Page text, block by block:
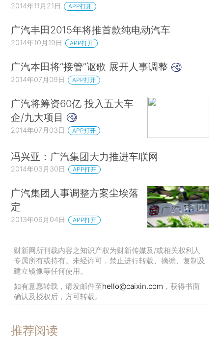
2014年11月21日 APP打开
广汽丰田2015年将推首款纯电动汽车
2014年10月19日 APP打开
广汽本田将“接管”讴歌 展开人事调整
2014年07月09日 APP打开
广汽将筹资60亿 投入五大车
企/九大项目
2014年07月03日 APP打开
冯兴亚：广汽集团大力推进车联网
2014年03月30日 APP打开
广汽集团人事调整方案尘埃落
定
2013年06月04日 APP打开
财新网所刊载内容之知识产权为财新传媒及/或相关权利人
专属所有或持有。未经许可，禁止进行转载、摘编、复制及
建立镜像等任何使用。
如有意愿转载，请发邮件至hello@caixin.com ，获得书面
确认及授权后，方可转载。
推荐阅读